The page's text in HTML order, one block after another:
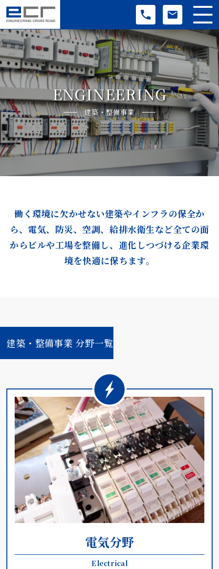
ENGINEERING
建築・整備事業
働く環境に欠かせない建築やインフラの保全か
ら、 電気、防災、空調、給排水衛生など全ての面
からビルや工場を整備し、 進化しつづける企業環
境を快適に保ちます。
建築・整備事業 分野一覧
電気分野
Electrical